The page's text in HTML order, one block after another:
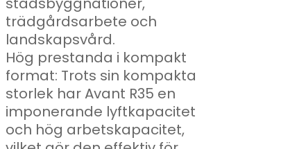
trädgårdsarbete och
landskapsvård.
Hög prestanda i kompakt
format: Trots sin kompakta
storlek har Avant R35 en
imponerande lyftkapacitet
och hög arbetskapacitet,